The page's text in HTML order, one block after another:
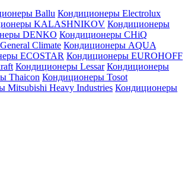
Ballu Кондиционеры Electrolux
KALASHNIKOV Кондиционеры
DENKO Кондиционеры CHiQ
Climate Кондиционеры AQUA
ECOSTAR Кондиционеры EUROHOFF
Кондиционеры Lessar Кондиционеры
Thaicon Кондиционеры Tosot
Mitsubishi Heavy Industries Кондиционеры